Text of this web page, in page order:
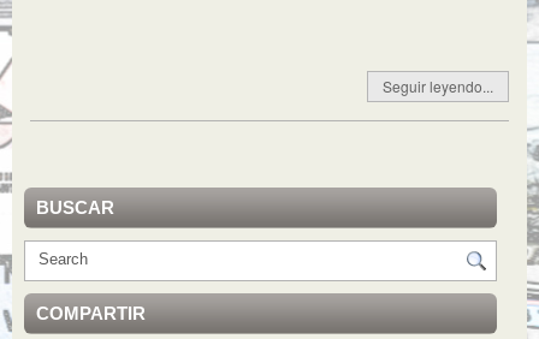
Seguir leyendo...
BUSCAR
COMPARTIR